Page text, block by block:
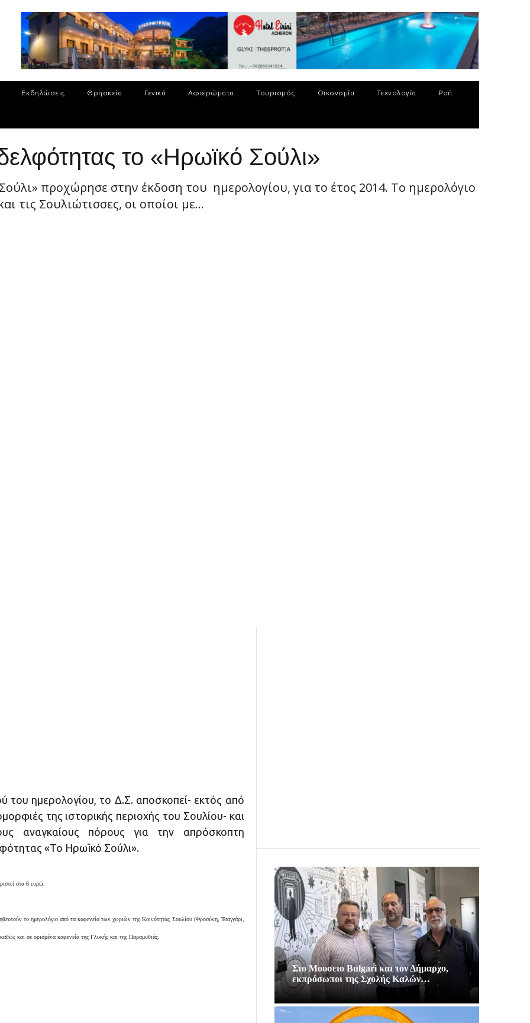
Εκδηλώσεις Θρησκεία Γενικά Αφιερώματα Τουρισμός Οικονομία Τεχνολογία Ροή
το «Ηρωϊκό Σούλι»
προχώρησε στην έκδοση του ημερολογίου, για το έτος 2014. Το ημερολόγιο
τις Σουλιώτισσες, οι οποίοι με...
του ημερολογίου, το Δ.Σ. αποσκοπεί- εκτός από
της ιστορικής περιοχής του Σουλίου- και
αναγκαίους πόρους για την απρόσκοπτη
«Το Ηρωϊκό Σούλι».
στα 6 ευρώ.
το ημερολόγιο από τα καφενεία των χωριών της Κοινότητας Σουλίου (Φροσύνη, Τσαγγάρι,
και σε ορισμένα καφενεία της Γλυκής και της Παραμυθιάς.
Στο Μουσειο Bulgari και τον Δήμαρχο,
εκπρόσωποι της Σχολής Καλών…